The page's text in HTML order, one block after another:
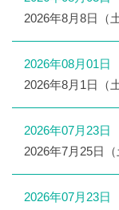
2026年8月8日（
2026年08月01日
2026年8月1日（
2026年07月23日
2026年7月25日
2026年07月23日